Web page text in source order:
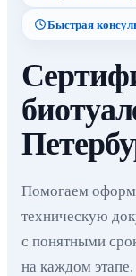
Быстрая
Помогаем
техническую
с понятными
на каждом этапе.